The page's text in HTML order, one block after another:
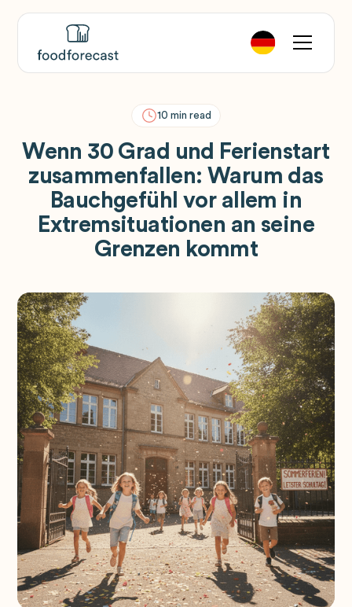
10 min read
Wenn 30 Grad und Ferienstart
zusammenfallen: Warum das
Bauchgefühl vor allem in
Extremsituationen an seine
Grenzen kommt